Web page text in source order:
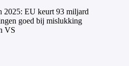
2025: EU keurt 93 miljard
goed bij mislukking
VS